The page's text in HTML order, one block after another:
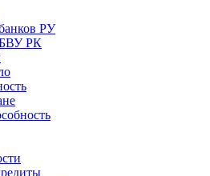
РУ
РК